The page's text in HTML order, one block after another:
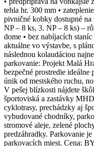
tehla hr. 300 mm •
pivničné kobky dostupné
NP – 8 ks, 3. NP – 8 ks) –
dome • bez nabíjacích
aktuálne vo výstavbe, s
následnou kolaudáciou
parkovanie: Projekt Malá
bezpečné prostredie
únik od mestského ruchu,
V pešej blízkosti nájdete
športoviská a zastávky
cyklotrasy, prechádzky aj
vybudované chodníky,
stromové aleje, zelené
predzáhradky. Parkovanie
parkovacích miest. Cena: